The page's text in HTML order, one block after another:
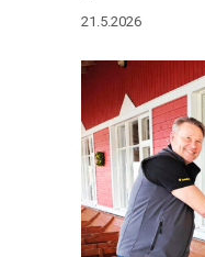
21.5.2026